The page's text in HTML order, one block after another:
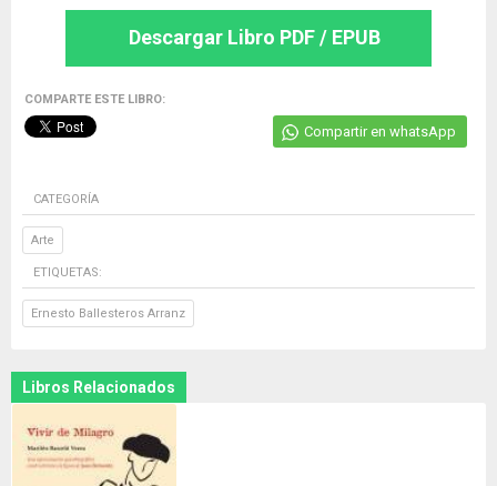
Descargar Libro PDF / EPUB
COMPARTE ESTE LIBRO:
Compartir en whatsApp
CATEGORÍA
Arte
ETIQUETAS:
Ernesto Ballesteros Arranz
Libros Relacionados